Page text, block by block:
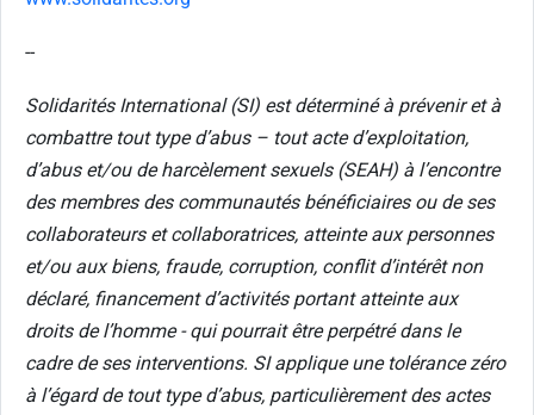
--
Solidarités International (SI) est déterminé à prévenir et à
combattre tout type d’abus – tout acte d’exploitation,
d’abus et/ou de harcèlement sexuels (SEAH) à l’encontre
des membres des communautés bénéficiaires ou de ses
collaborateurs et collaboratrices, atteinte aux personnes
et/ou aux biens, fraude, corruption, conflit d’intérêt non
déclaré, financement d’activités portant atteinte aux
droits de l’homme - qui pourrait être perpétré dans le
cadre de ses interventions. SI applique une tolérance zéro
à l’égard de tout type d’abus, particulièrement des actes